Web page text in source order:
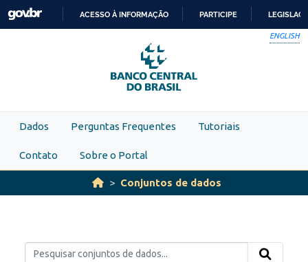
Skip to main content
PARA
O
CONTEÚDO
ACESSO À INFORMAÇÃO PARTICIPE
ENGLISH
Dados Perguntas Frequentes Tutoriais
Contato Sobre o Portal
Conjuntos de dados